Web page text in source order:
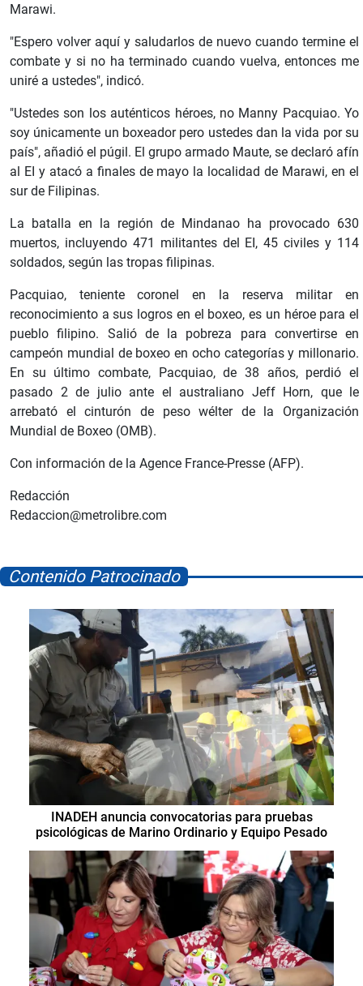
Marawi.
"Espero volver aquí y saludarlos de nuevo cuando termine el
combate y si no ha terminado cuando vuelva, entonces me
uniré a ustedes", indicó.
"Ustedes son los auténticos héroes, no Manny Pacquiao. Yo
soy únicamente un boxeador pero ustedes dan la vida por su
país", añadió el púgil. El grupo armado Maute, se declaró afín
al EI y atacó a finales de mayo la localidad de Marawi, en el
sur de Filipinas.
La batalla en la región de Mindanao ha provocado 630
muertos, incluyendo 471 militantes del EI, 45 civiles y 114
soldados, según las tropas filipinas.
Pacquiao, teniente coronel en la reserva militar en
reconocimiento a sus logros en el boxeo, es un héroe para el
pueblo filipino. Salió de la pobreza para convertirse en
campeón mundial de boxeo en ocho categorías y millonario.
En su último combate, Pacquiao, de 38 años, perdió el
pasado 2 de julio ante el australiano Jeff Horn, que le
arrebató el cinturón de peso wélter de la Organización
Mundial de Boxeo (OMB).
Con información de la Agence France-Presse (AFP).
Redacción
Redaccion@metrolibre.com
Contenido Patrocinado
INADEH anuncia convocatorias para pruebas
psicológicas de Marino Ordinario y Equipo Pesado